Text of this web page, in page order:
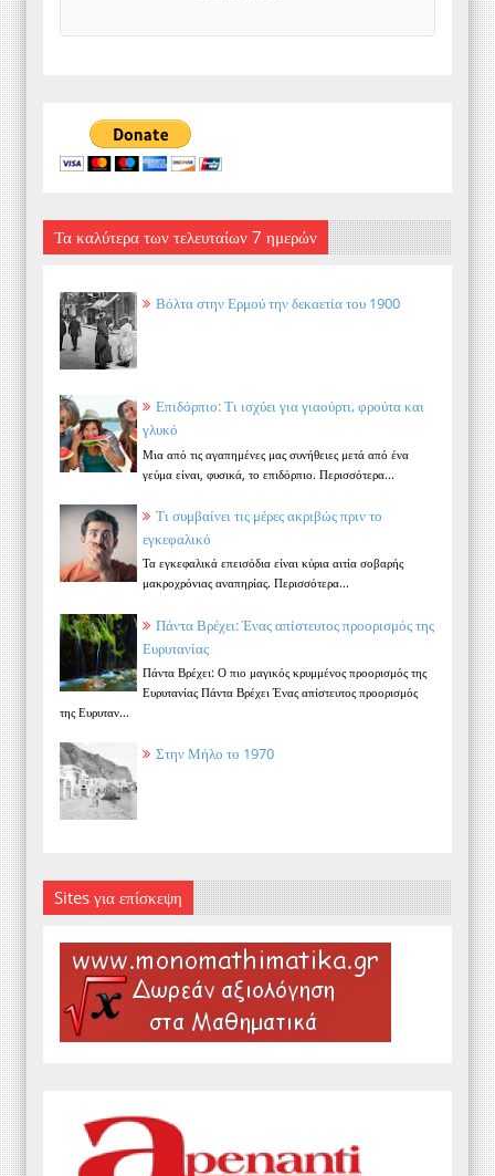
Τα καλύτερα των τελευταίων 7 ημερών
Βόλτα στην Ερμού την δεκαετία του 1900
Επιδόρπιο: Τι ισχύει για γιαούρτι, φρούτα και
γλυκό
Μια από τις αγαπημένες μας συνήθειες μετά από ένα
γεύμα είναι, φυσικά, το επιδόρπιο. Περισσότερα...
Τι συμβαίνει τις μέρες ακριβώς πριν το
εγκεφαλικό
Τα εγκεφαλικά επεισόδια είναι κύρια αιτία σοβαρής
μακροχρόνιας αναπηρίας. Περισσότερα...
Πάντα Βρέχει: Ένας απίστευτος προορισμός της
Ευρυτανίας
Πάντα Βρέχει: Ο πιο μαγικός κρυμμένος προορισμός της
Ευρυτανίας Πάντα Βρέχει Ένας απίστευτος προορισμός
της Ευρυταν...
Στην Μήλο το 1970
Sites για επίσκεψη